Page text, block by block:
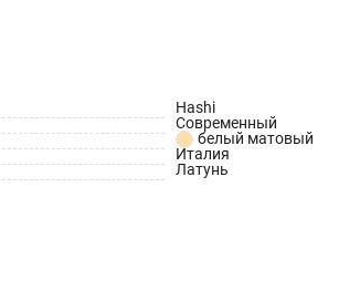
Hashi
Современный
белый матовый
Италия
Латунь